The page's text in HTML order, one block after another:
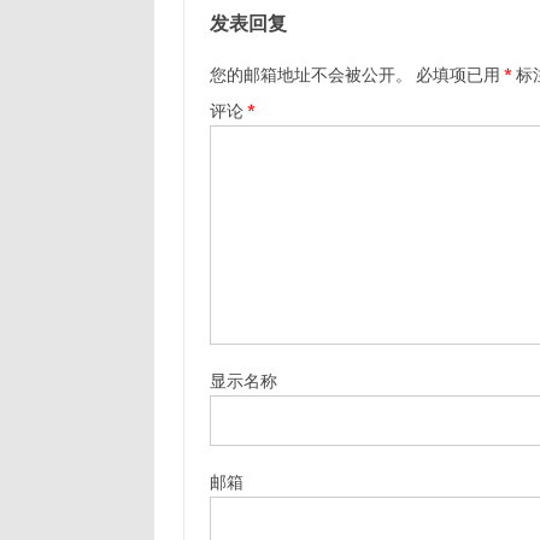
发表回复
您的邮箱地址不会被公开。 必填项已用 * 标
评论*
显示名称
邮箱